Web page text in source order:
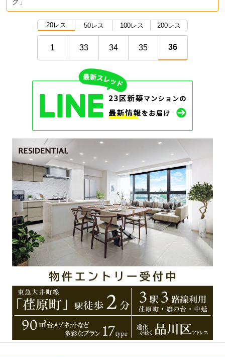
20レス 50レス 100レス 200レス
1 33 34 35 36